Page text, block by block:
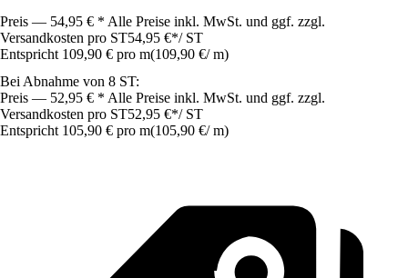
Preis — 54,95 € * Alle Preise inkl. MwSt. und ggf. zzgl.
Versandkosten pro ST54,95 €*/ ST
Entspricht 109,90 € pro m(109,90 €/ m)
Bei Abnahme von 8 ST:
Preis — 52,95 € * Alle Preise inkl. MwSt. und ggf. zzgl.
Versandkosten pro ST52,95 €*/ ST
Entspricht 105,90 € pro m(105,90 €/ m)